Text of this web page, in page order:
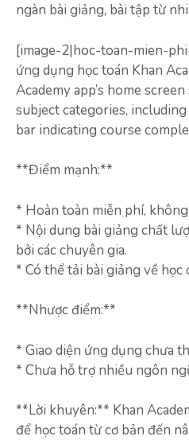
ngàn bài giảng, bài tập từ
[image-2|hoc-toan-mien-
ứng dụng học toán Khan
Academy app’s home
subject categories,
bar indicating course
**Điểm mạnh:**
* Hoàn toàn miễn phí,
* Nội dung bài giảng chất
bởi các chuyên gia.
* Có thể tải bài giảng về học
**Nhược điểm:**
* Giao diện ứng dụng chưa
* Chưa hỗ trợ nhiều ngôn
**Lời khuyên:** Khan
để học toán từ cơ bản đến